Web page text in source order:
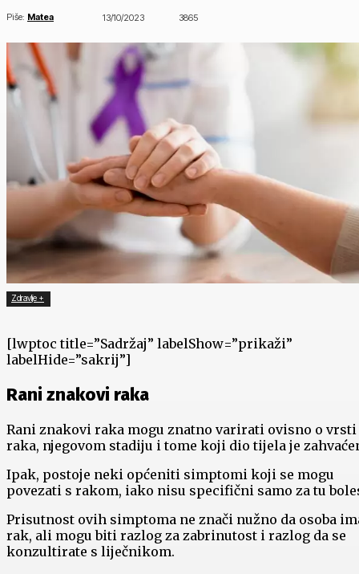
Piše: Matea 13/10/2023 3865
Zdravlje +
[lwptoc title=”Sadržaj” labelShow=”prikaži”
labelHide=”sakrij”]
Rani znakovi raka
Rani znakovi raka mogu znatno varirati ovisno o vrsti
raka, njegovom stadiju i tome koji dio tijela je
Ipak, postoje neki općeniti simptomi koji se mogu
povezati s rakom, iako nisu specifični samo za tu
Prisutnost ovih simptoma ne znači nužno da osoba
rak, ali mogu biti razlog za zabrinutost i razlog da se
konzultirate s liječnikom.